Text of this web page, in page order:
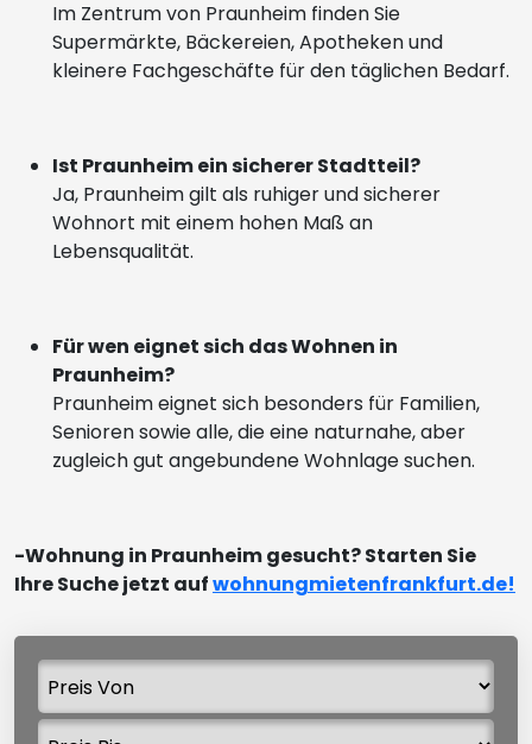
Im Zentrum von Praunheim finden Sie
Supermärkte, Bäckereien, Apotheken und
kleinere Fachgeschäfte für den täglichen Bedarf.
Ist Praunheim ein sicherer Stadtteil?
Ja, Praunheim gilt als ruhiger und sicherer
Wohnort mit einem hohen Maß an
Lebensqualität.
Für wen eignet sich das Wohnen in
Praunheim?
Praunheim eignet sich besonders für Familien,
Senioren sowie alle, die eine naturnahe, aber
zugleich gut angebundene Wohnlage suchen.
-Wohnung in Praunheim gesucht? Starten Sie
Ihre Suche jetzt aufwohnungmietenfrankfurt.de!